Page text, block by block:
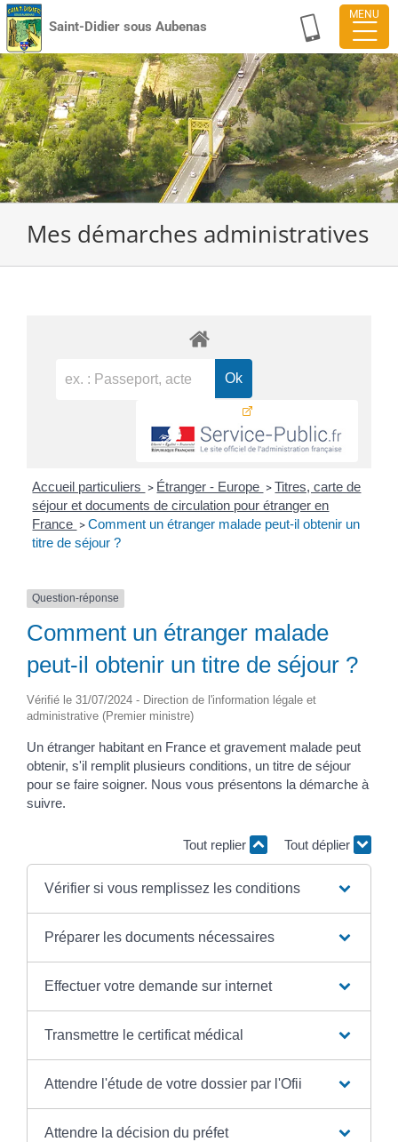
Passer
au
contenu
Saint-Didier sous Aubenas
Mes démarches administratives
Accueil particuliers > Étranger - Europe > Titres, carte de
séjour et documents de circulation pour étranger en
France > Comment un étranger malade peut-il obtenir un
titre de séjour ?
Question-réponse
Comment un étranger malade
peut-il obtenir un titre de séjour ?
Vérifié le 31/07/2024 - Direction de l'information légale et
administrative (Premier ministre)
Un étranger habitant en France et gravement malade peut
obtenir, s'il remplit plusieurs conditions, un titre de séjour
pour se faire soigner. Nous vous présentons la démarche à
suivre.
Tout replier Tout déplier
Vérifier si vous remplissez les conditions
Préparer les documents nécessaires
Effectuer votre demande sur internet
Transmettre le certificat médical
Attendre l'étude de votre dossier par l'Ofii
Attendre la décision du préfet